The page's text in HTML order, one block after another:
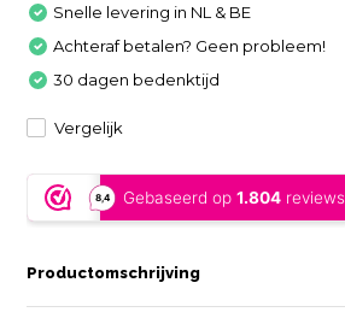
Snelle levering in NL & BE
Achteraf betalen? Geen probleem!
30 dagen bedenktijd
Vergelijk
Productomschrijving